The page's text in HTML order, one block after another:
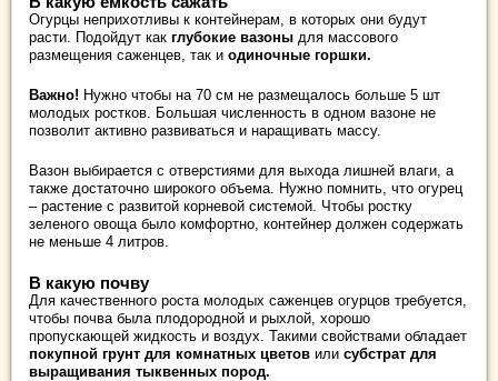
Огурцы неприхотливы к контейнерам, в которых они будут
расти. Подойдут как глубокие вазоны для массового
размещения саженцев, так и одиночные горшки.
Важно! Нужно чтобы на 70 см не размещалось больше 5 шт
молодых ростков. Большая численность в одном вазоне не
позволит активно развиваться и наращивать массу.
Вазон выбирается с отверстиями для выхода лишней влаги, а
также достаточно широкого объема. Нужно помнить, что огурец
– растение с развитой корневой системой. Чтобы ростку
зеленого овоща было комфортно, контейнер должен содержать
не меньше 4 литров.
В какую почву
Для качественного роста молодых саженцев огурцов требуется,
чтобы почва была плодородной и рыхлой, хорошо
пропускающей жидкость и воздух. Такими свойствами обладает
покупной грунт для комнатных цветов или субстрат для
выращивания тыквенных пород.